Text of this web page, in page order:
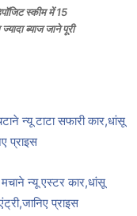
स्कीम में 15
ब्याज जाने पूरी
न्यू टाटा सफारी कार,धांसू
प्राइस
न्यू एस्टर कार,धांसू
प्राइस